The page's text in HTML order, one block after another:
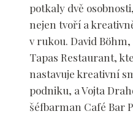
potkaly dvě
nejen tvoří a
v rukou. David
Tapas Restaurant,
nastavuje kreativní
podniku, a Vojta
šéfbarman Café Bar